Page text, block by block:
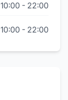
10:00 - 22:00
10:00 - 22:00